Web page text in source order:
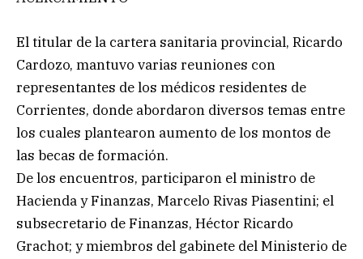
El titular de la cartera sanitaria provincial, Ricardo
Cardozo, mantuvo varias reuniones con
representantes de los médicos residentes de
Corrientes, donde abordaron diversos temas entre
los cuales plantearon aumento de los montos de
las becas de formación.
De los encuentros, participaron el ministro de
Hacienda y Finanzas, Marcelo Rivas Piasentini; el
subsecretario de Finanzas, Héctor Ricardo
Grachot; y miembros del gabinete del Ministerio de